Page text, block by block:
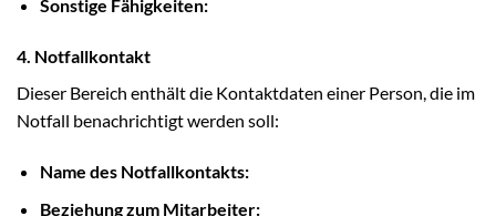
Sonstige Fähigkeiten:
4. Notfallkontakt
Dieser Bereich enthält die Kontaktdaten einer Person, die im
Notfall benachrichtigt werden soll:
Name des Notfallkontakts:
Beziehung zum Mitarbeiter: